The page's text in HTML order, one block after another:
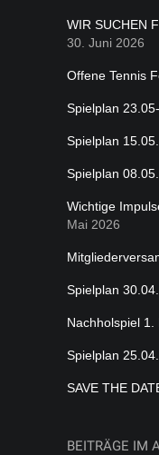
WIR SUCHEN
30. Juni 2026
Offene Tennis
Spielplan
Spielplan
Spielplan
Wichtige
Mai 2026
Spielplan
Nachholspiel 1.
Spielplan
SAVE THE
BEITRÄGE IM